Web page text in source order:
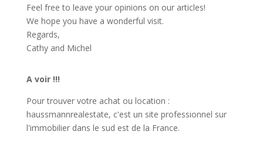
Feel free to leave your opinions on our articles!
We hope you have a wonderful visit.
Regards,
Cathy and Michel
A voir !!!
Pour trouver votre achat ou location :
haussmannrealestate, c'est un site professionnel sur
l'immobilier dans le sud est de la France.